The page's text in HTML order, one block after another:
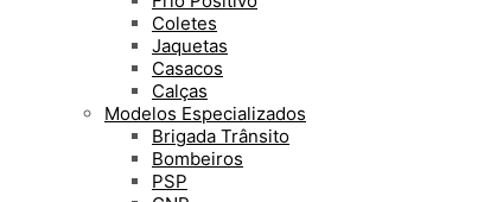
Coletes
Jaquetas
Casacos
Calças
Modelos Especializados
Brigada Trânsito
Bombeiros
PSP